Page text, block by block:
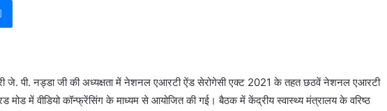
जे. पी. नड्डा जी की अध्यक्षता में नेशनल एआरटी ऐंड सेरोगेसी एक्ट 2021 के तहत छठवें नेशनल एआरटी
मोड में वीडियो कॉन्फ्रेंसिंग के माध्यम से आयोजित की गई। बैठक में केंद्रीय स्वास्थ्य मंत्रालय के वरिष्ठ